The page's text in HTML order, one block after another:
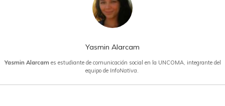
Yasmin Alarcam
Yasmin Alarcam es estudiante de comunicación social en la UNCOMA, integrante del
equipo de InfoNativa